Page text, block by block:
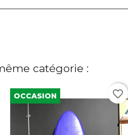
catégorie :
OCCASION favorite_border